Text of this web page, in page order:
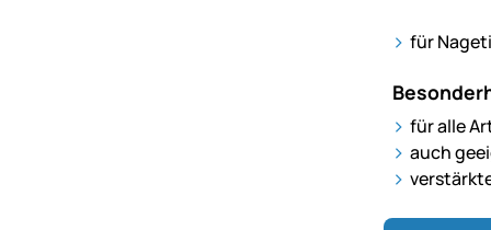
für
für alle
auch